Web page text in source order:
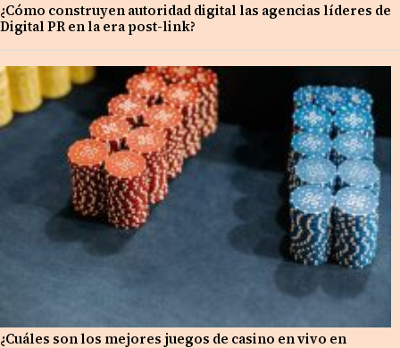
¿Cómo construyen autoridad digital las agencias líderes de
Digital PR en la era post-link?
¿Cuáles son los mejores juegos de casino en vivo en